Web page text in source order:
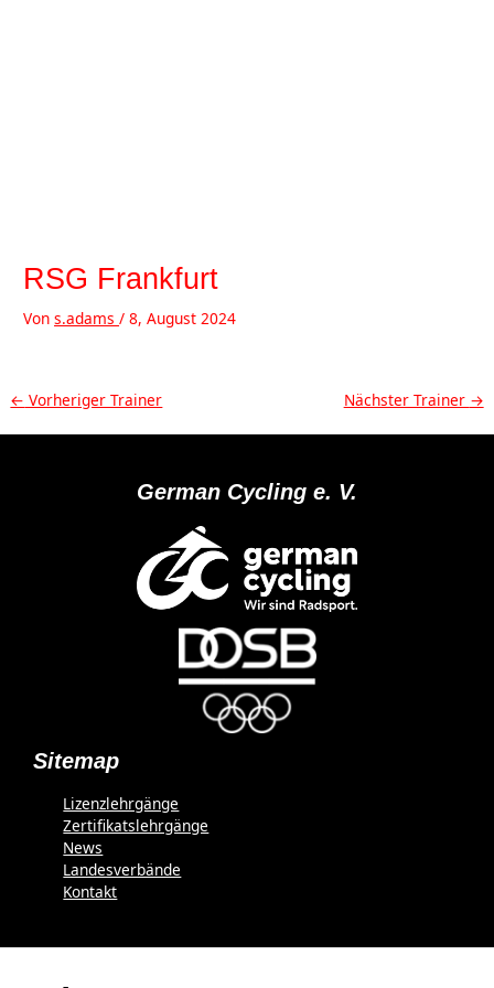
RSG Frankfurt
Vons.adams/8, August 2024
Beitragsnavigation
← Vorheriger Trainer Nächster Trainer →
German Cycling e. V.
Sitemap
Lizenzlehrgänge
Zertifikatslehrgänge
News
Landesverbände
Kontakt